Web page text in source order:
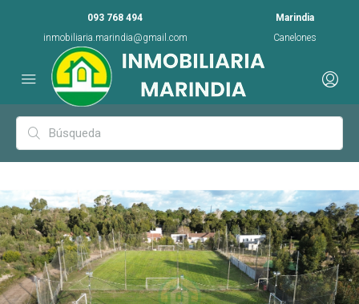
093 768 494
inmobiliaria.marindia@gmail.com
Marindia
Canelones